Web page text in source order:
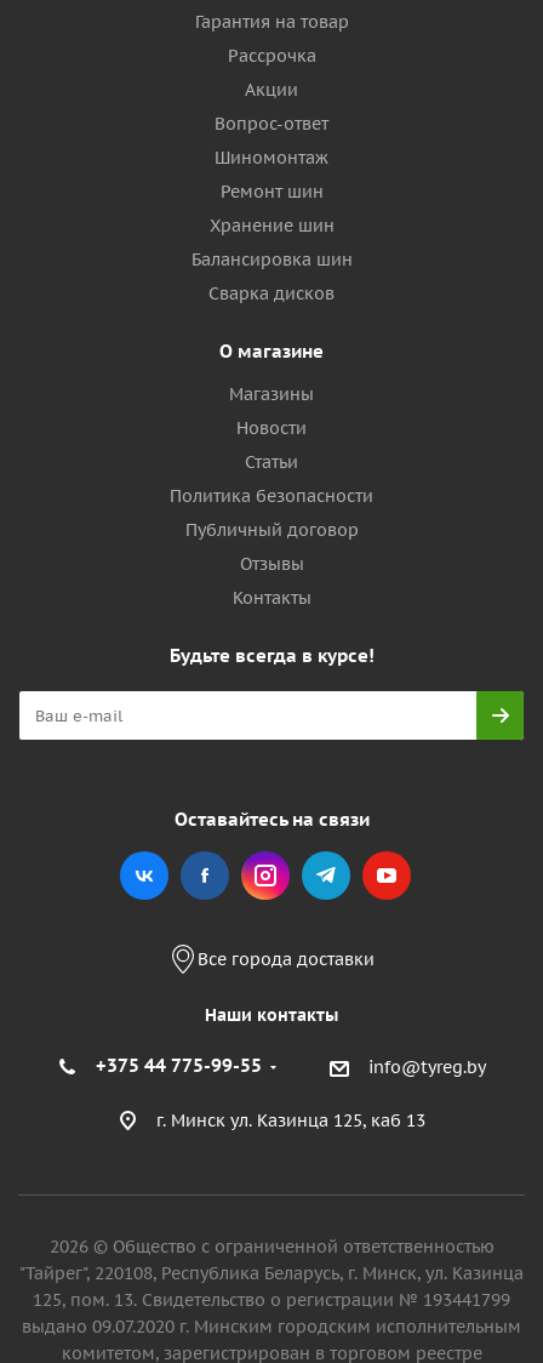
Гарантия на товар
Рассрочка
Акции
Вопрос-ответ
Шиномонтаж
Ремонт шин
Хранение шин
Балансировка шин
Сварка дисков
О магазине
Магазины
Новости
Статьи
Политика безопасности
Публичный договор
Отзывы
Контакты
Будьте всегда в курсе!
Оставайтесь на связи
Все города доставки
Наши контакты
+375 44 775-99-55 info@tyreg.by
г. Минск ул. Казинца 125, каб 13
2026 © Общество с ограниченной ответственностью
"Тайрег", 220108, Республика Беларусь, г. Минск, ул. Казинца
125, пом. 13. Свидетельство о регистрации № 193441799
выдано 09.07.2020 г. Минским городским исполнительным
комитетом, зарегистрирован в торговом реестре